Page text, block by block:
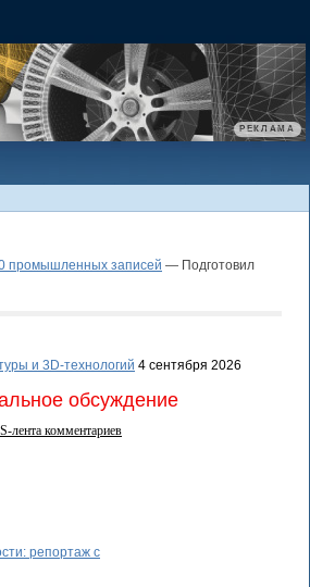
промышленных записей — Подготовил
и 3D-технологий 4 сентября 2026
обсуждение
лента комментариев
репортаж с